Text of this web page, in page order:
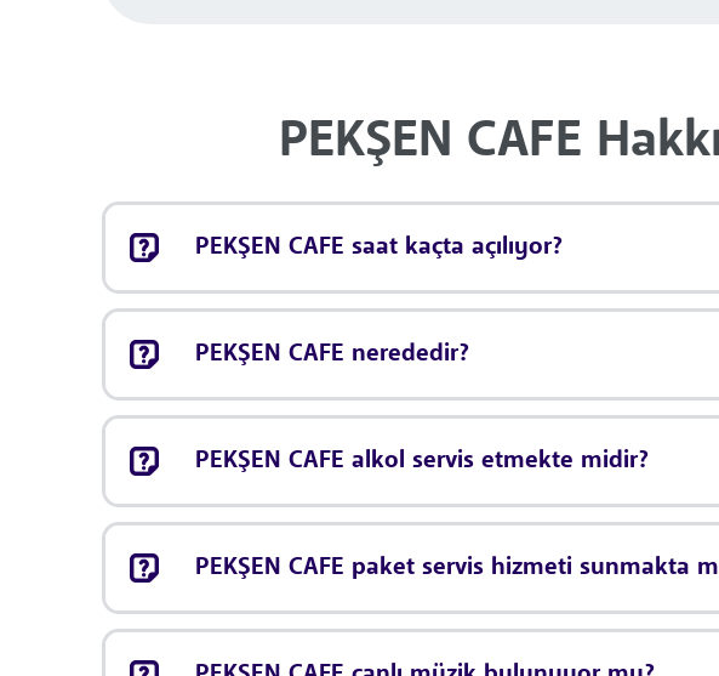
PEKŞEN CAFE
PEKŞEN CAFE saat kaçta açılıyor?
PEKŞEN CAFE nerededir?
PEKŞEN CAFE alkol servis etmekte midir?
PEKŞEN CAFE paket servis hizmeti sunmakta